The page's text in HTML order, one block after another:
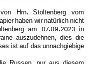
Hrn. Stoltenberg vom
haben wir natürlich nicht
am 07.09.2023 in
auszudehnen, dies die
ist auf das unnachgiebige